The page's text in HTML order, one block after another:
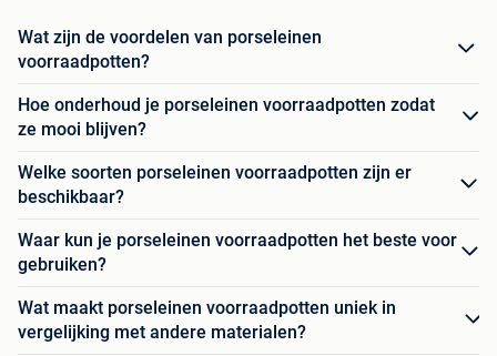
Wat zijn de voordelen van porseleinen
voorraadpotten?
Hoe onderhoud je porseleinen voorraadpotten zodat
ze mooi blijven?
Welke soorten porseleinen voorraadpotten zijn er
beschikbaar?
Waar kun je porseleinen voorraadpotten het beste voor
gebruiken?
Wat maakt porseleinen voorraadpotten uniek in
vergelijking met andere materialen?